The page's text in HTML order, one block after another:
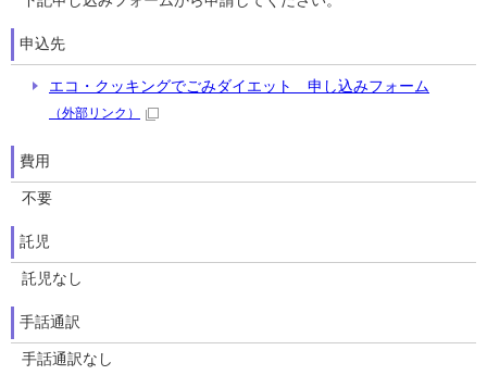
申込先
エコ・クッキングでごみダイエット 申し込みフォーム
（外部リンク）
費用
不要
託児
託児なし
手話通訳
手話通訳なし